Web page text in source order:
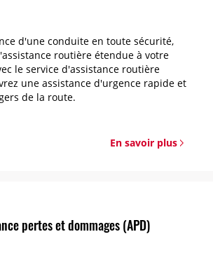
d'une conduite en toute sécurité,
routière étendue à votre
le service d'assistance routière
une assistance d'urgence rapide et
de la route.
En savoir plus
pertes et dommages (APD)